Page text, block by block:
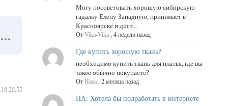
20:55
Могу посоветовать хорошую сибирскую
гадалку Елену Западную, принимает в
Красноярске и дист...
ОтVika-Vika ,4 недели назад
Где купить хорошую ткань?
необходимо купить ткань для платья, где вы
такое обычно покупаете?
ОтHasa ,2 месяца назад
НА: Хотела бы подработать в интернете